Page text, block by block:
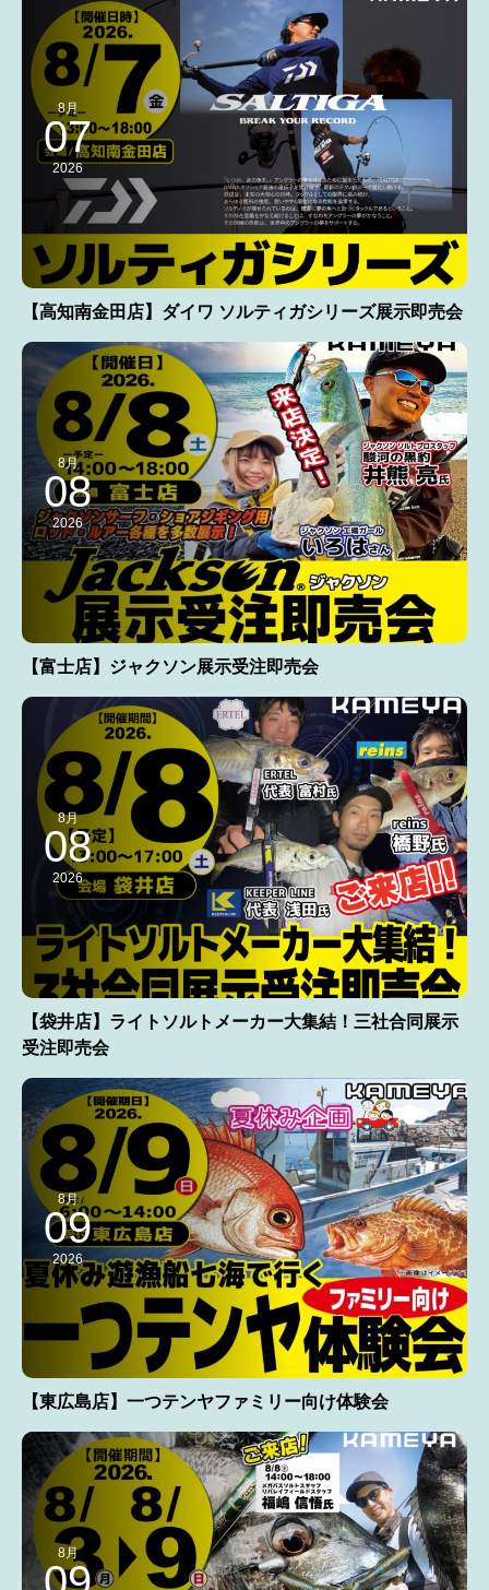
8月
07
2026
【高知南金田店】ダイワ ソルティガシリーズ展示即売会
8月
08
2026
【富士店】ジャクソン展示受注即売会
8月
08
2026
【袋井店】ライトソルトメーカー大集結！三社合同展示
受注即売会
8月
09
2026
【東広島店】一つテンヤファミリー向け体験会
8月